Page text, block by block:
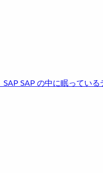
SAPSAP の中に眠ってい